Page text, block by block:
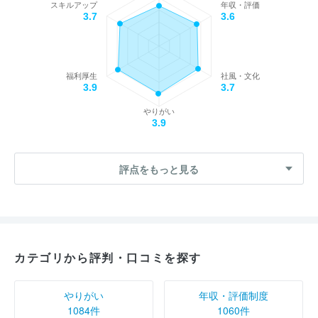
年収・評価
3.6
社風・文化
3.7
やりがい
3.9
福利厚生
3.9
スキルアップ
3.7
評点をもっと見る
カテゴリから評判・口コミを探す
やりがい
1084件
年収・評価制度
1060件